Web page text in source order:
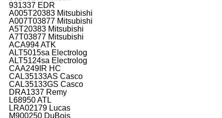
931337 EDR
A005T20383 Mitsubishi
A007T03877 Mitsubishi
A5T20383 Mitsubishi
A7T03877 Mitsubishi
ACA994 ATK
ALT5015sa Electrolog
ALT5124sa Electrolog
CAA249IR HC
CAL35133AS Casco
CAL35133GS Casco
DRA1337 Remy
L68950 ATL
LRA02179 Lucas
M900250 DuBois